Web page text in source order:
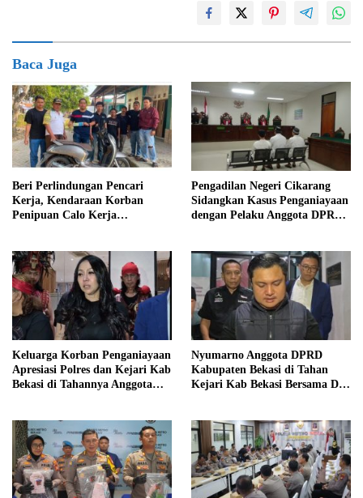
Baca Juga
Beri Perlindungan Pencari
Kerja, Kendaraan Korban
Penipuan Calo Kerja
Pengadilan Negeri Cikarang
Sidangkan Kasus Penganiayaan
dengan Pelaku Anggota DPRD
Keluarga Korban Penganiayaan
Apresiasi Polres dan Kejari Kab
Bekasi di Tahannya Anggota
Nyumarno Anggota DPRD
Kabupaten Bekasi di Tahan
Kejari Kab Bekasi Bersama Dua